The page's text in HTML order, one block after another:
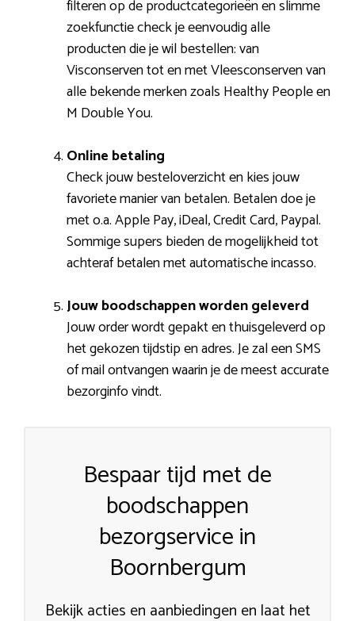
filteren op de productcategorieën en slimme
zoekfunctie check je eenvoudig alle
producten die je wil bestellen: van
Visconserven tot en met Vleesconserven van
alle bekende merken zoals Healthy People en
M Double You.
Online betaling
Check jouw besteloverzicht en kies jouw
favoriete manier van betalen. Betalen doe je
met o.a. Apple Pay, iDeal, Credit Card, Paypal.
Sommige supers bieden de mogelijkheid tot
achteraf betalen met automatische incasso.
Jouw boodschappen worden geleverd
Jouw order wordt gepakt en thuisgeleverd op
het gekozen tijdstip en adres. Je zal een SMS
of mail ontvangen waarin je de meest accurate
bezorginfo vindt.
Bespaar tijd met de
boodschappen
bezorgservice in
Boornbergum
Bekijk acties en aanbiedingen en laat het